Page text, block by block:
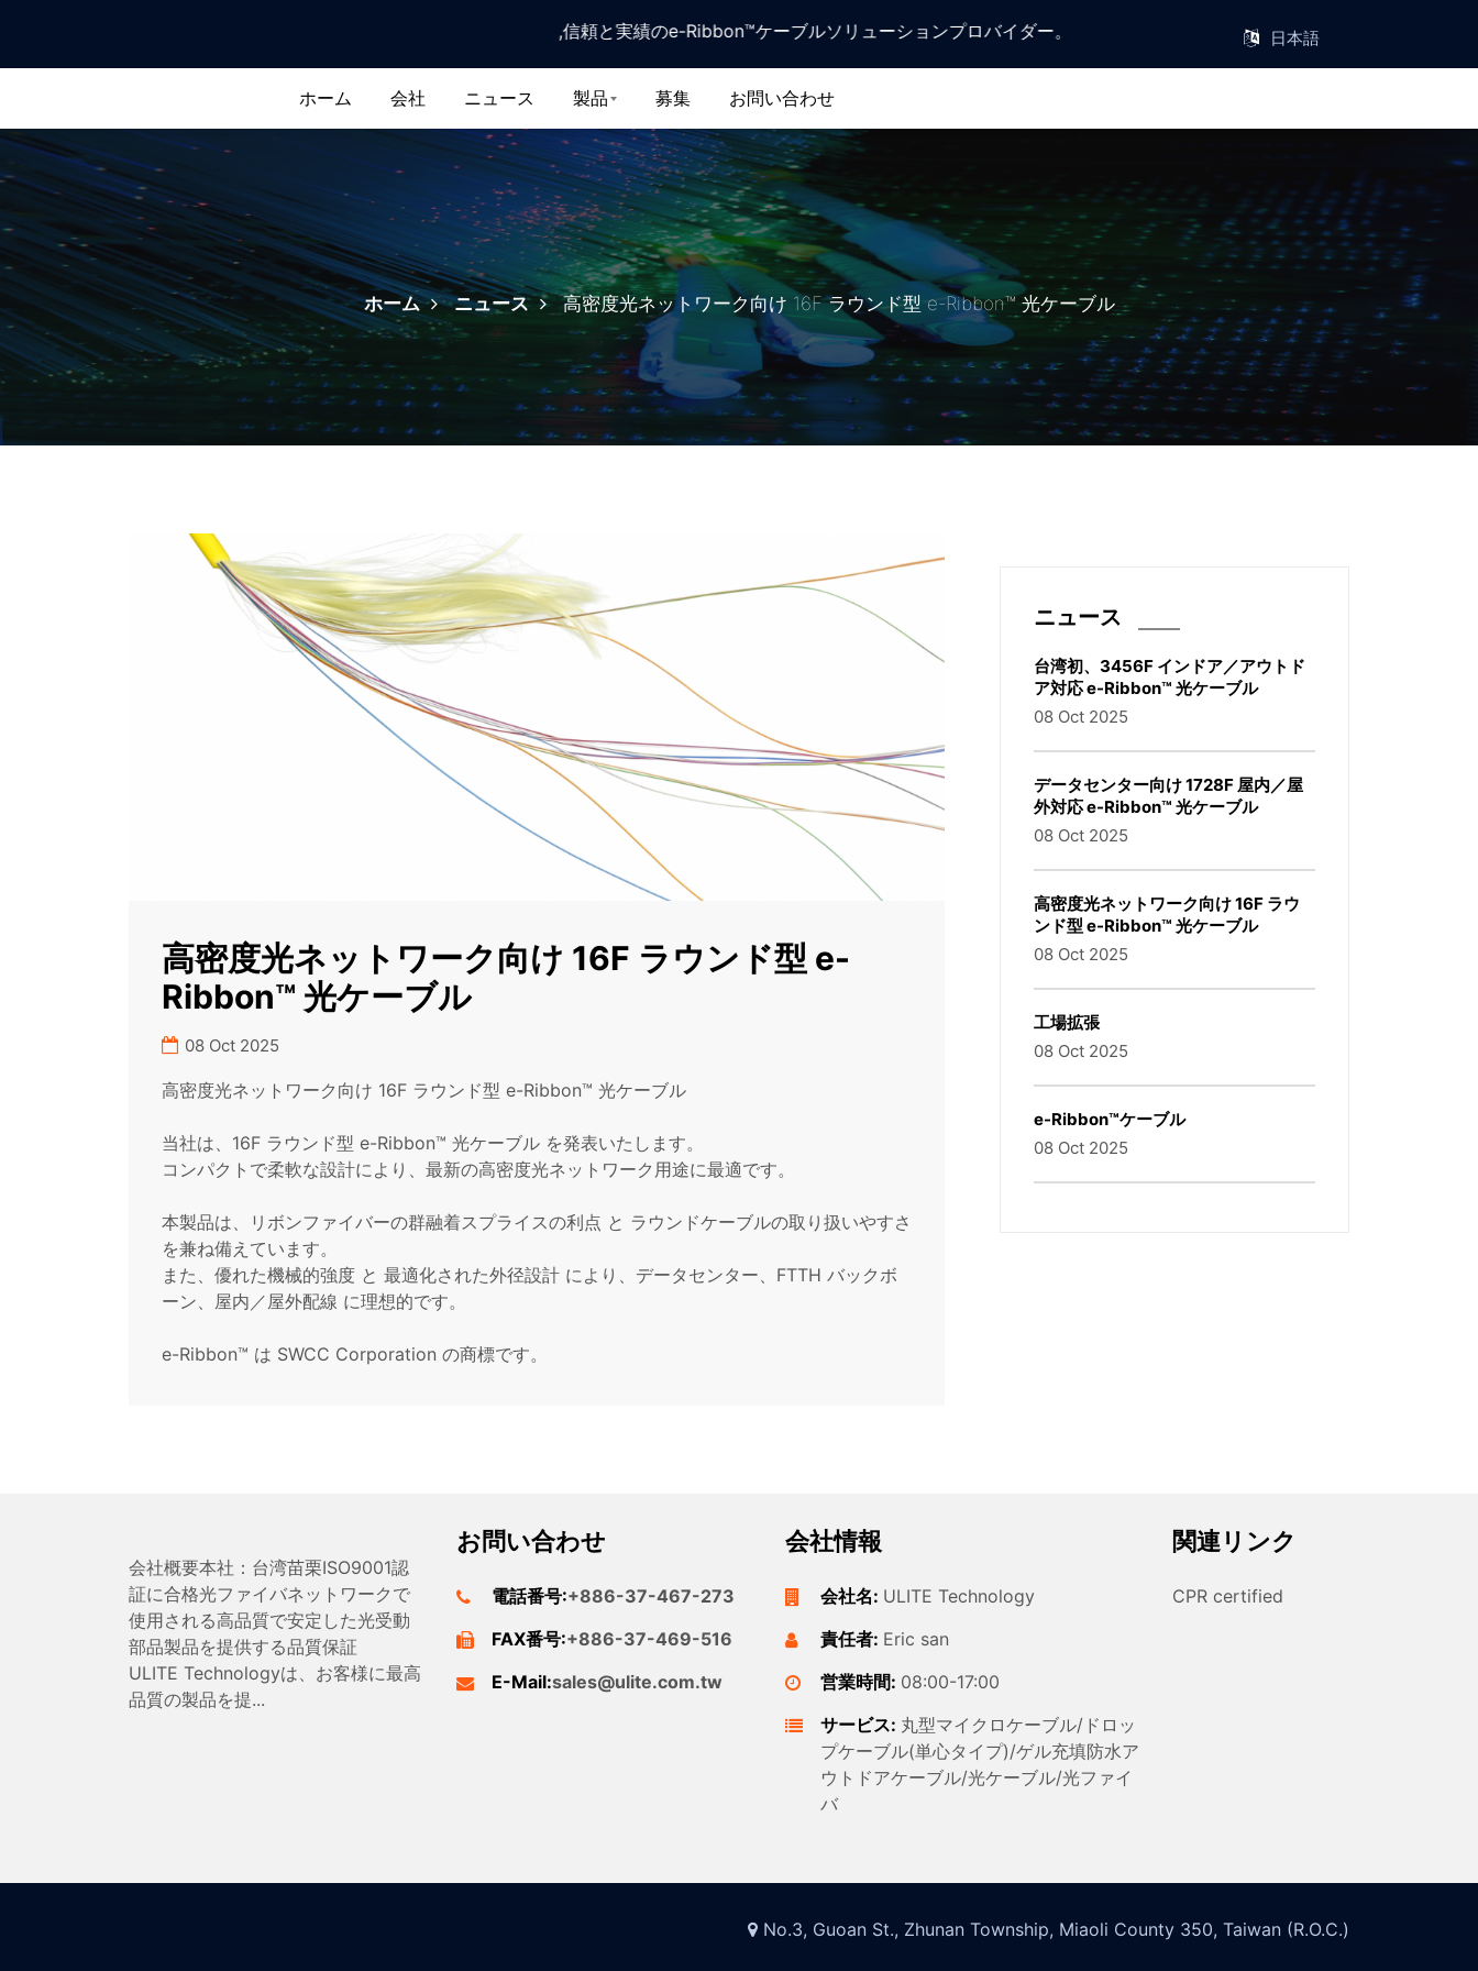
ULITE Taiwan ,信頼と実績のe-Ribbon™ケーブルソリューションプロバイダー。
ホーム 会社 ニュース 製品 募集 お問い合わせ
ホーム ニュース 高密度光ネットワーク向け 16F ラウンド型 e-Ribbon™ 光ケーブル
高密度光ネットワーク向け 16F ラウンド型 e-
Ribbon™ 光ケーブル
08 Oct 2025
高密度光ネットワーク向け 16F ラウンド型 e-Ribbon™ 光ケーブル
当社は、16F ラウンド型 e-Ribbon™ 光ケーブル を発表いたします。
コンパクトで柔軟な設計により、最新の高密度光ネットワーク用途に最適です。
本製品は、リボンファイバーの群融着スプライスの利点 と ラウンドケーブルの取り扱いやすさ
を兼ね備えています。
また、優れた機械的強度 と 最適化された外径設計 により、データセンター、FTTH バックボ
ーン、屋内／屋外配線 に理想的です。
e-Ribbon™ は SWCC Corporation の商標です。
ニュース
台湾初、3456F インドア／アウトド
ア対応 e-Ribbon™ 光ケーブル
08 Oct 2025
データセンター向け 1728F 屋内／屋
外対応 e-Ribbon™ 光ケーブル
08 Oct 2025
高密度光ネットワーク向け 16F ラウ
ンド型 e-Ribbon™ 光ケーブル
08 Oct 2025
工場拡張
08 Oct 2025
e-Ribbon™ケーブル
08 Oct 2025
会社概要本社：台湾苗栗ISO9001認
証に合格光ファイバネットワークで
使用される高品質で安定した光受動
部品製品を提供する品質保証
ULITE Technologyは、お客様に最高
品質の製品を提...
お問い合わせ
電話番号:+886-37-467-273
FAX番号:+886-37-469-516
E-Mail:sales@ulite.com.tw
会社情報
会社名: ULITE Technology
責任者: Eric san
営業時間: 08:00-17:00
サービス: 丸型マイクロケーブル/ドロッ
プケーブル(単心タイプ)/ゲル充填防水ア
ウトドアケーブル/光ケーブル/光ファイ
バ
関連リンク
CPR certified
No.3, Guoan St., Zhunan Township, Miaoli County 350, Taiwan (R.O.C.)